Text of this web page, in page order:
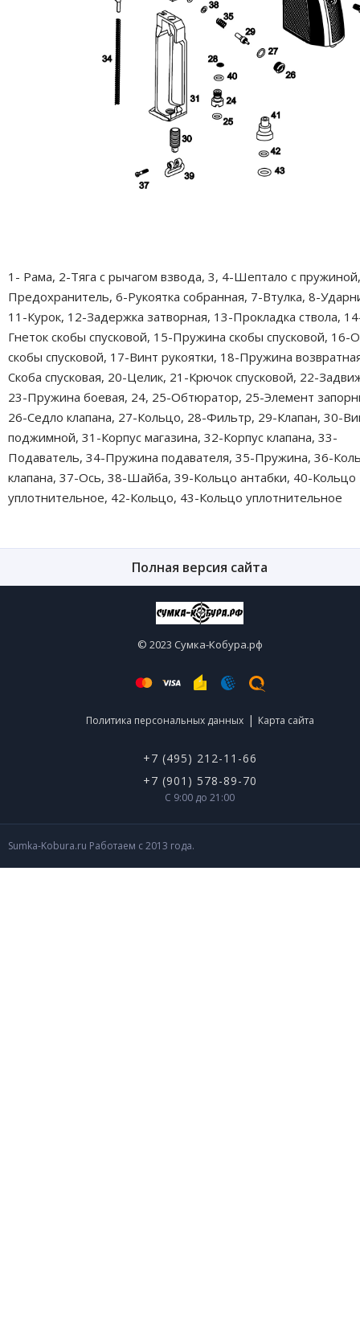
1- Рама, 2-Тяга с рычагом взвода, 3, 4-Шептало с
Предохранитель, 6-Рукоятка собранная, 7-Втулка, 8-
11-Курок, 12-Задержка затворная, 13-Прокладка ствола,
Гнеток скобы спусковой, 15-Пружина скобы спусковой, 16-
скобы спусковой, 17-Винт рукоятки, 18-Пружина
Скоба спусковая, 20-Целик, 21-Крючок спусковой, 22-
23-Пружина боевая, 24, 25-Обтюратор, 25-Элемент
26-Седло клапана, 27-Кольцо, 28-Фильтр, 29-Клапан, 30-
поджимной, 31-Корпус магазина, 32-Корпус клапана, 33-
Подаватель, 34-Пружина подавателя, 35-Пружина, 36-
клапана, 37-Ось, 38-Шайба, 39-Кольцо антабки, 40-Кольцо
уплотнительное, 42-Кольцо, 43-Кольцо уплотнительное
Полная версия сайта
© 2023 Сумка-Кобура.рф
Политика персональных данных | Карта сайта
+7 (495) 212-11-66
+7 (901) 578-89-70
С 9:00 до 21:00
Sumka-Kobura.ru Работаем с 2013 года.